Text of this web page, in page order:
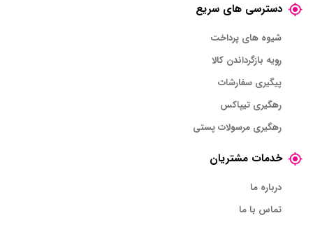
دسترسی های سریع
شیوه های پرداخت
رویه بازگرداندن کالا
پیگیری سفارشات
رهگیری تیپاکس
رهگیری مرسولات پستی
خدمات مشتریان
درباره ما
تماس با ما